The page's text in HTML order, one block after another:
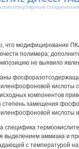
что модифицирование
полимера;
не выявило
кислоты
компонентов
степень замещения
кислоты
специфика
выделением аммиака и
с температурой